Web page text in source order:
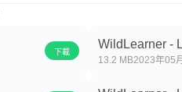
下載
WildLearner -
13.2 MB2023年05